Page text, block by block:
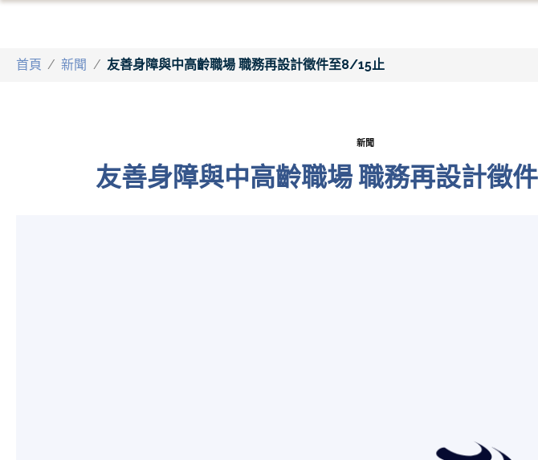
首頁 / 新聞 / 友善身障與中高齡職場 職務再設計徵件至8/15止
新聞
友善身障與中高齡職場 職務再設計徵